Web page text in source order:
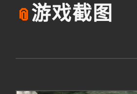
📎游戏截图